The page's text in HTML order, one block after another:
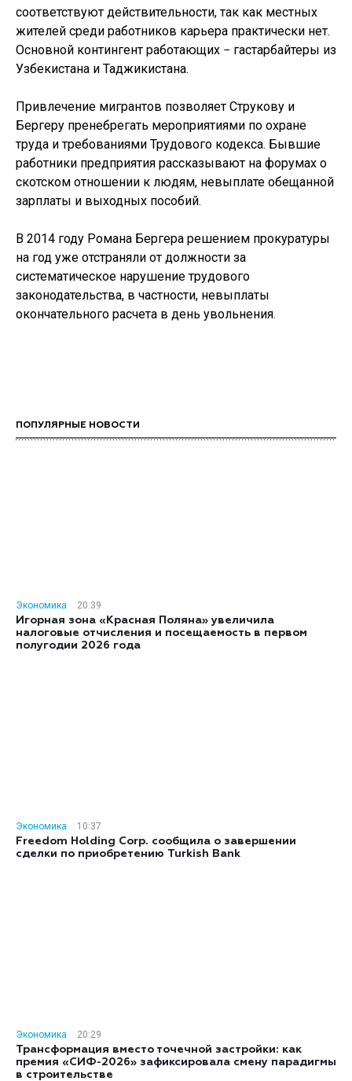
соответствуют действительности, так как местных
жителей среди работников карьера практически нет.
Основной контингент работающих − гастарбайтеры из
Узбекистана и Таджикистана.
Привлечение мигрантов позволяет Струкову и
Бергеру пренебрегать мероприятиями по охране
труда и требованиями Трудового кодекса. Бывшие
работники предприятия рассказывают на форумах о
скотском отношении к людям, невыплате обещанной
зарплаты и выходных пособий.
В 2014 году Романа Бергера решением прокуратуры
на год уже отстраняли от должности за
систематическое нарушение трудового
законодательства, в частности, невыплаты
окончательного расчета в день увольнения.
ПОПУЛЯРНЫЕ НОВОСТИ
Экономика
20:39
Игорная зона «Красная Поляна» увеличила
налоговые отчисления и посещаемость в первом
полугодии 2026 года
Экономика
10:37
Freedom Holding Corp. сообщила о завершении
сделки по приобретению Turkish Bank
Экономика
20:29
Трансформация вместо точечной застройки: как
премия «СИФ-2026» зафиксировала смену парадигмы
в строительстве